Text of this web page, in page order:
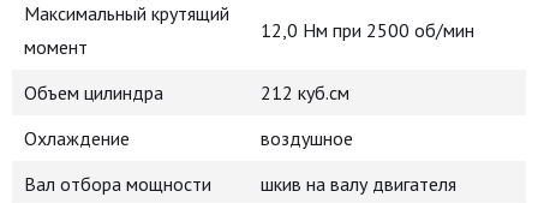
Максимальный крутящий
момент
12,0 Нм при 2500 об/мин
Объем цилиндра
212 куб.см
Охлаждение
воздушное
Вал отбора мощности
шкив на валу двигателя